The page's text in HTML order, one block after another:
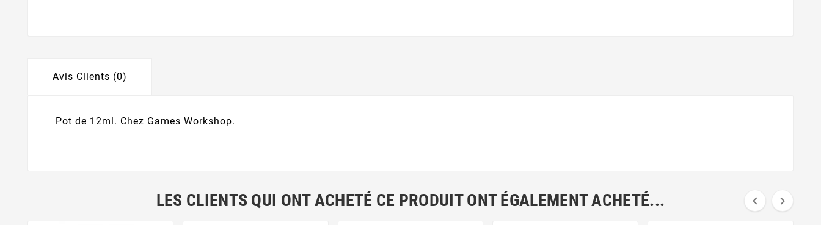
Avis Clients (0)
Pot de 12ml. Chez Games Workshop.
LES CLIENTS QUI ONT ACHETÉ CE PRODUIT ONT ÉGALEMENT ACHETÉ...  